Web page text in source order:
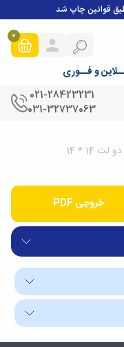
و فــوری
0
021-28423231
031-32737063
14 * 14
خروجی PDF